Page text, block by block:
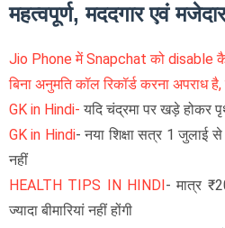
महत्वपूर्ण, मददगार एवं
Jio Phone में Snapchat को disable
बिना अनुमति कॉल रिकॉर्ड करना अपराध
GK in Hindi- यदि चंद्रमा पर खड़े होकर
GK in Hindi- नया शिक्षा सत्र 1 जुलाई
नहीं
HEALTH TIPS IN HINDI- मात्र
ज्यादा बीमारियां नहीं होंगी